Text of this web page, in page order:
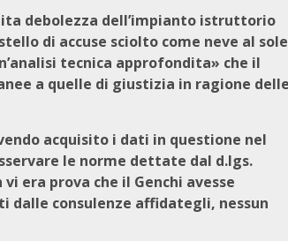
debolezza dell’impianto istruttorio
di accuse sciolto come neve al sole
tecnica approfondita» che il
a quelle di giustizia in ragione
acquisito i dati in questione nel
le norme dettate dal d.lgs.
era prova che il Genchi avesse
consulenze affidategli, nessun